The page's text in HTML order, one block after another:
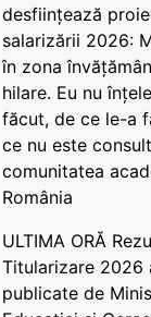
desființează
salarizării 2026:
în zona
hilare. Eu nu
făcut, de ce le-a
ce nu este
comunitatea
România
ULTIMA ORĂ
Titularizare 2026
publicate de